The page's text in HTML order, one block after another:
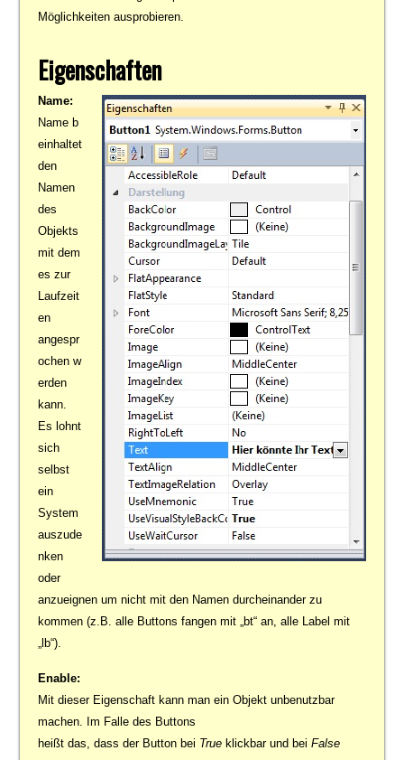
Möglichkeiten ausprobieren.
Eigenschaften
Name:
Name b
einhaltet
den
Namen
des
Objekts
mit dem
es zur
Laufzeit
en
angespr
ochen w
erden
kann.
Es lohnt
sich
selbst
ein
System
auszude
nken
oder
anzueignen um nicht mit den Namen durcheinander zu
kommen (z.B. alle Buttons fangen mit „bt“ an, alle Label mit
„lb“).
Enable:
Mit dieser Eigenschaft kann man ein Objekt unbenutzbar
machen. Im Falle des Buttons
heißt das, dass der Button bei True klickbar und beiFalse